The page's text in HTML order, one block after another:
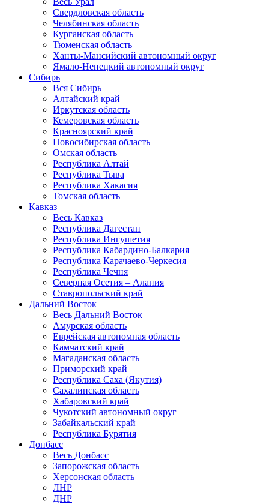
Свердловская область
Челябинская область
Курганская область
Тюменская область
Ханты-Мансийский автономный округ
Ямало-Ненецкий автономный округ
Сибирь
Вся Сибирь
Алтайский край
Иркутская область
Кемеровская область
Красноярский край
Новосибирская область
Омская область
Республика Алтай
Республика Тыва
Республика Хакасия
Томская область
Кавказ
Весь Кавказ
Республика Дагестан
Республика Ингушетия
Республика Кабардино-Балкария
Республика Карачаево-Черкесия
Республика Чечня
Северная Осетия – Алания
Ставропольский край
Дальний Восток
Весь Дальний Восток
Амурская область
Еврейская автономная область
Камчатский край
Магаданская область
Приморский край
Республика Саха (Якутия)
Сахалинская область
Хабаровский край
Чукотский автономный округ
Забайкальский край
Республика Бурятия
Донбасс
Весь Донбасс
Запорожская область
Херсонская область
ЛНР
ДНР